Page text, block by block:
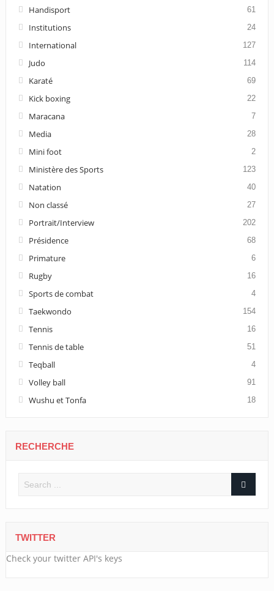
Handisport 61
Institutions 24
International 127
Judo 114
Karaté 69
Kick boxing 22
Maracana 7
Media 28
Mini foot 2
Ministère des Sports 123
Natation 40
Non classé 27
Portrait/Interview 202
Présidence 68
Primature 6
Rugby 16
Sports de combat 4
Taekwondo 154
Tennis 16
Tennis de table 51
Teqball 4
Volley ball 91
Wushu et Tonfa 18
RECHERCHE
TWITTER
Check your twitter API's keys